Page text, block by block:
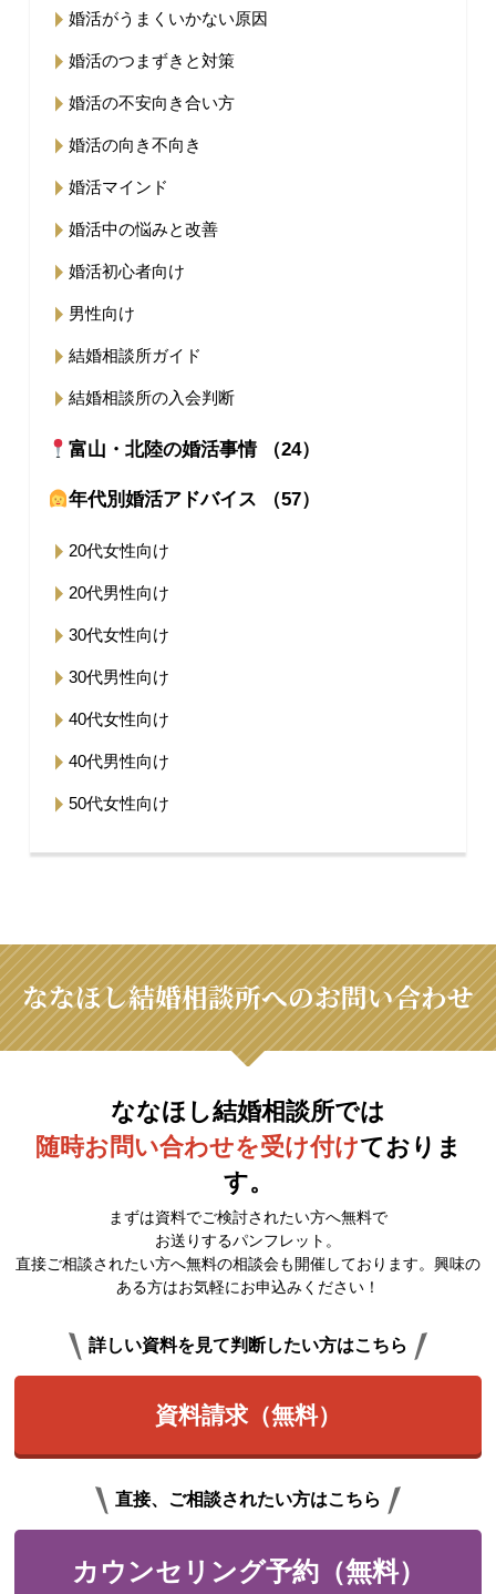
婚活がうまくいかない原因
婚活のつまずきと対策
婚活の不安向き合い方
婚活の向き不向き
婚活マインド
婚活中の悩みと改善
婚活初心者向け
男性向け
結婚相談所ガイド
結婚相談所の入会判断
富山・北陸の婚活事情 （24）
年代別婚活アドバイス （57）
20代女性向け
20代男性向け
30代女性向け
30代男性向け
40代女性向け
40代男性向け
50代女性向け
ななほし結婚相談所へのお問い合わせ
ななほし結婚相談所では
随時お問い合わせを受け付けておりま
す。
まずは資料でご検討されたい方へ無料で
お送りするパンフレット。
直接ご相談されたい方へ無料の相談会も開催しております。興味の
ある方はお気軽にお申込みください！
詳しい資料を見て判断したい方はこちら
資料請求（無料）
直接、ご相談されたい方はこちら
カウンセリング予約（無料）